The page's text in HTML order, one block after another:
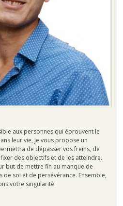
aux personnes qui éprouvent le
leur vie, je vous propose un
de dépasser vos freins, de
des objectifs et de les atteindre.
but de mettre fin au manque de
de soi et de persévérance. Ensemble,
votre singularité.